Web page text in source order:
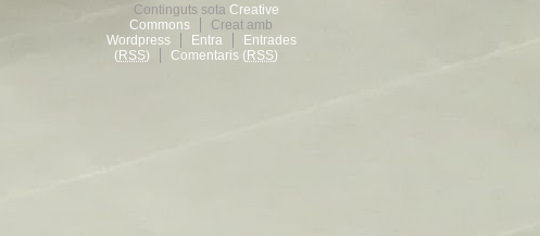
Continguts sota Creative
Commons
Creat amb
Wordpress
Entra
Entrades
(RSS) Comentaris (RSS)